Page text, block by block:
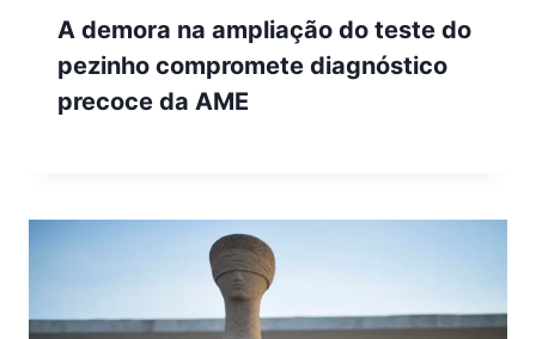
A demora na ampliação do teste do
pezinho compromete diagnóstico
precoce da AME